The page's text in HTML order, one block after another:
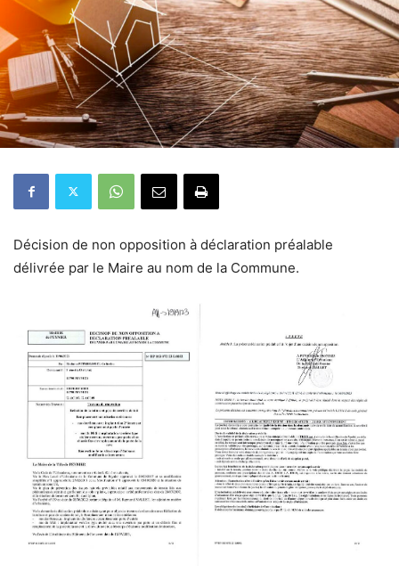
Décision de non opposition à déclaration préalable
délivrée par le Maire au nom de la Commune.